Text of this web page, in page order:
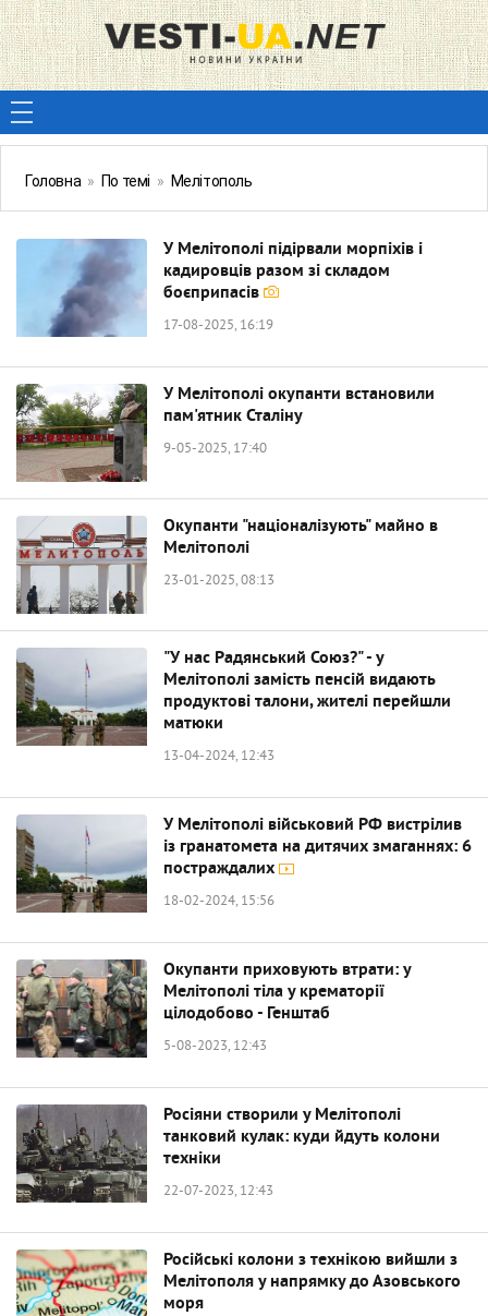
Головна » По темі » Мелітополь
У Мелітополі підірвали морпіхів і
кадировців разом зі складом
боєприпасів
17-08-2025, 16:19
У Мелітополі окупанти встановили
пам'ятник Сталіну
9-05-2025, 17:40
Окупанти "націоналізують" майно в
Мелітополі
23-01-2025, 08:13
"У нас Радянський Союз?" - у
Мелітополі замість пенсій видають
продуктові талони, жителі перейшли
матюки
13-04-2024, 12:43
У Мелітополі військовий РФ вистрілив
із гранатомета на дитячих змаганнях: 6
постраждалих
18-02-2024, 15:56
Окупанти приховують втрати: у
Мелітополі тіла у крематорії
цілодобово - Генштаб
5-08-2023, 12:43
Росіяни створили у Мелітополі
танковий кулак: куди йдуть колони
техніки
22-07-2023, 12:43
Російські колони з технікою вийшли з
Мелітополя у напрямку до Азовського
моря